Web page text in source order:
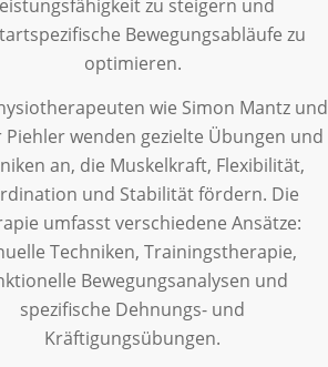
zu steigern und
Bewegungsabläufe zu
optimieren.
wie Simon Mantz und
Piehler wenden gezielte Übungen und
an, die Muskelkraft, Flexibilität,
und Stabilität fördern. Die
umfasst verschiedene Ansätze:
Techniken, Trainingstherapie,
Bewegungsanalysen und
spezifische Dehnungs- und
Kräftigungsübungen.